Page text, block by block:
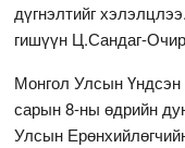
дүгнэлтийг
гишүүн Ц.Сандаг-
Монгол Улсын Үндсэн
сарын 8-ны өдрийн
Улсын